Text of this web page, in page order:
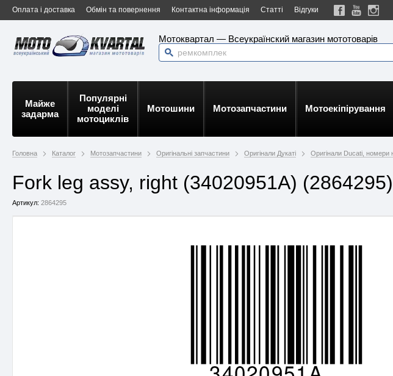
Оплата і доставка Обмін та повернення Контактна інформація Статті Відгуки
Мотоквартал — Всеукраїнский магазин мототоварів
Майже
задарма
Популярні
моделі
мотоциклів
Мотошини Мотозапчастини Мотоекіпірування
Головна Каталог Мотозапчастини Оригінальні запчастини Оригінали Дукаті Оригінали Ducati, номери
Fork leg assy, right (34020951A) (2864295)
Артикул: 2864295